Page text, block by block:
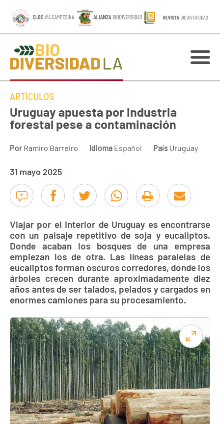
ARTÍCULOS
Uruguay apuesta por industria
forestal pese a contaminación
Por Ramiro Barreiro Idioma Español País Uruguay
31 mayo 2025
Viajar por el interior de Uruguay es encontrarse
con un paisaje repetitivo de soja y eucaliptos.
Donde acaban los bosques de una empresa
empiezan los de otra. Las líneas paralelas de
eucaliptos forman oscuros corredores, donde los
árboles crecen durante aproximadamente diez
años antes de ser talados, pelados y cargados en
enormes camiones para su procesamiento.